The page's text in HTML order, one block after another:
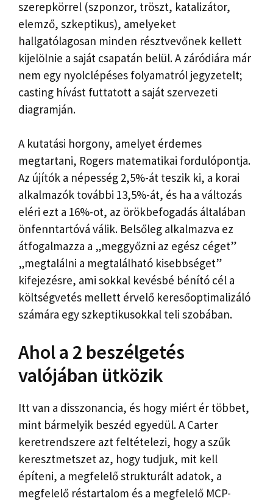
szerepkörrel (szponzor, tröszt, katalizátor,
elemző, szkeptikus), amelyeket
hallgatólagosan minden résztvevőnek kellett
kijelölnie a saját csapatán belül. A záródiára már
nem egy nyolclépéses folyamatról jegyzetelt;
casting hívást futtatott a saját szervezeti
diagramján.
A kutatási horgony, amelyet érdemes
megtartani, Rogers matematikai fordulópontja.
Az újítók a népesség 2,5%-át teszik ki, a korai
alkalmazók további 13,5%-át, és ha a változás
eléri ezt a 16%-ot, az örökbefogadás általában
önfenntartóvá válik. Belsőleg alkalmazva ez
átfogalmazza a „meggyőzni az egész céget”
„megtalálni a megtalálható kisebbséget”
kifejezésre, ami sokkal kevésbé bénító cél a
költségvetés mellett érvelő keresőoptimalizáló
számára egy szkeptikusokkal teli szobában.
Ahol a 2 beszélgetés
valójában ütközik
Itt van a disszonancia, és hogy miért ér többet,
mint bármelyik beszéd egyedül. A Carter
keretrendszere azt feltételezi, hogy a szűk
keresztmetszet az, hogy tudjuk, mit kell
építeni, a megfelelő strukturált adatok, a
megfelelő réstartalom és a megfelelő MCP-